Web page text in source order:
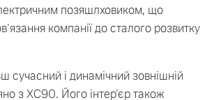
позяшлховиком, що
компанії до сталого розвитку
сучасний і динамічний зовнішній
з XC90. Його інтер'єр також